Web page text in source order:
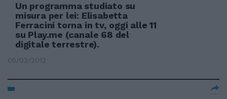
Un programma studiato su
misura per lei: Elisabetta
Ferracini torna in tv, oggi alle 11
su Play.me (canale 68 del
digitale terrestre).
05/02/2012